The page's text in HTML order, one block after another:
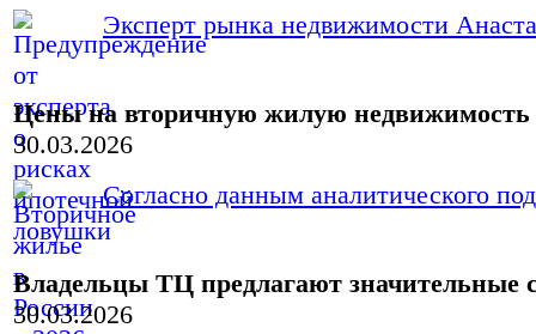
Эксперт рынка недвижимости
Цены на вторичную жилую недвижимость
30.03.2026
Согласно данным аналитического
Владельцы ТЦ предлагают значительные
30.03.2026